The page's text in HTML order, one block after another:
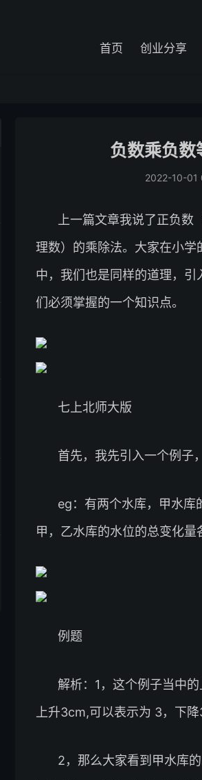
首页 创业分享
负数乘负
2022-10-01
上一篇文章我说了正负
理数）的乘除法。大家在小
中，我们也是同样的道理，
们必须掌握的一个知识点。
七上北师大版
首先，我先引入一个例子
eg：有两个水库，甲水
甲，乙水库的水位的总变化量
例题
解析：1，这个例子当中
上升3cm,可以表示为 3，下
2，那么大家看到甲水库